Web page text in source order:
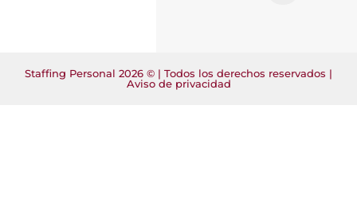
Staffing Personal 2026 © | Todos los derechos reservados |
Aviso de privacidad